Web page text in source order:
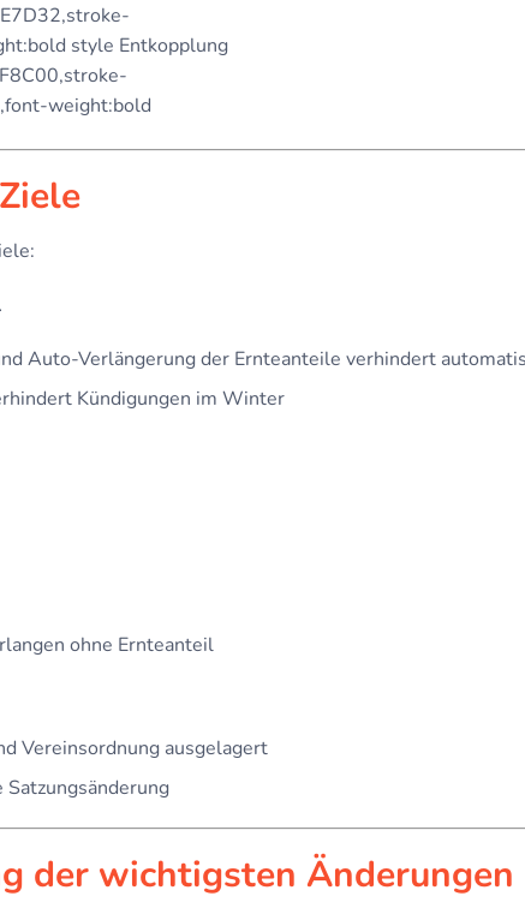
style Entkopplung
weight:bold
Auto-Verlängerung der Ernteanteile verhindert
Kündigungen im Winter
ohne Ernteanteil
Vereinsordnung ausgelagert
der wichtigsten Änderungen